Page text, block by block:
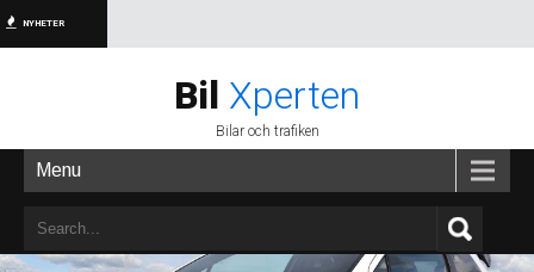
NYHETER
Bil Xperten
Bilar och trafiken
Menu